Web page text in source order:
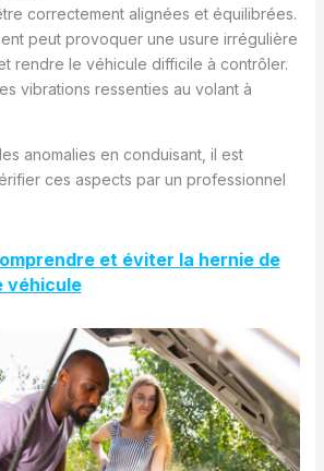
correctement alignées et équilibrées.
peut provoquer une usure irrégulière
rendre le véhicule difficile à contrôler.
vibrations ressenties au volant à
anomalies en conduisant, il est
ces aspects par un professionnel
et éviter la hernie de
véhicule